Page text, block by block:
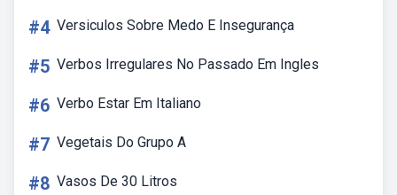
#4 Versiculos Sobre Medo E Insegurança
#5 Verbos Irregulares No Passado Em Ingles
#6 Verbo Estar Em Italiano
#7 Vegetais Do Grupo A
#8 Vasos De 30 Litros